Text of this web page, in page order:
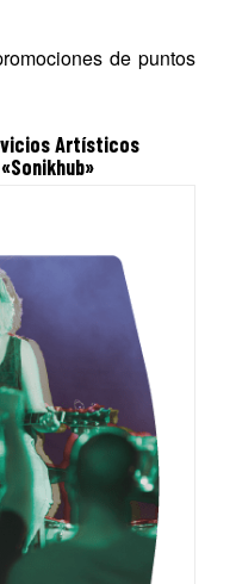
de puntos
Artísticos